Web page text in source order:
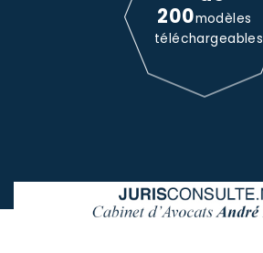
200modèles
téléchargeables